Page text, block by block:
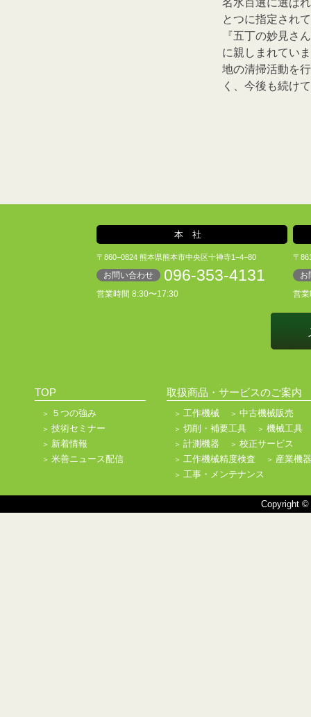
名水百選に選ば
とつに指定され
『五丁の妙見さ
に親しまれてい
地の清掃活動を
く、今後も続け
本社
〒860−0824 熊本県熊本市中央区十禅寺1−4−80
お問い合わせ 096-353-4131
営業時間 8:30〜17:30
〒
お
営
TOP
５つの強み
技術セミナー
新着情報
米善ニュース配信
取扱商品・サービスのご案内
工作機械
中古機械販売
切削・補要工具
機械工具
計測機器
校正サービス
工作機械精度検査
産業機器
工事・メンテナンス
Copyright ©